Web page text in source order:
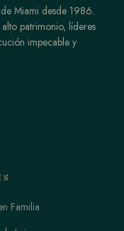
Miami desde 1986.
patrimonio, líderes
impecable y
Familia